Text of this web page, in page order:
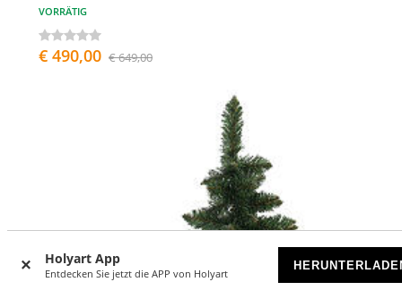
Holyart App
Entdecken Sie jetzt die APP von Holyart
VORRÄTIG
€ 490,00 € 649,00